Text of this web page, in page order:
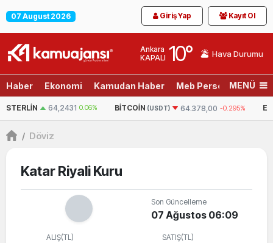
07 August 2026 Giriş Yap Kayıt Ol
Ankara
KAPALI 10° Hava Durumu
Haber Ekonomi Kamudan Haber Meb Personel Son
MENÜ
BITCOIN(USDT) 64.378,00 -0.295% ETHEREUM(USDT) 1.903,29
/ Döviz
Katar Riyali Kuru
Son Güncelleme
07 Ağustos 06:09
ALIŞ(TL) SATIŞ(TL)